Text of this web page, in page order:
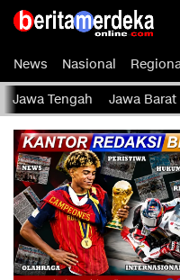
Berita Merdeka Online
Menyajikan Berita Harian
News Nasional
Jawa Tengah Jawa Barat